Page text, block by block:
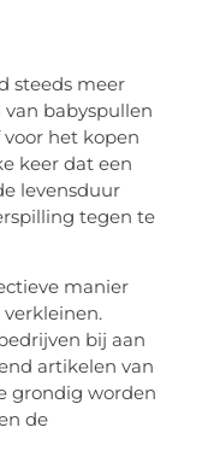
steeds meer
babyspullen
het kopen
keer dat een
levensduur
tegen te
manier
bij aan
artikelen van
grondig worden
de